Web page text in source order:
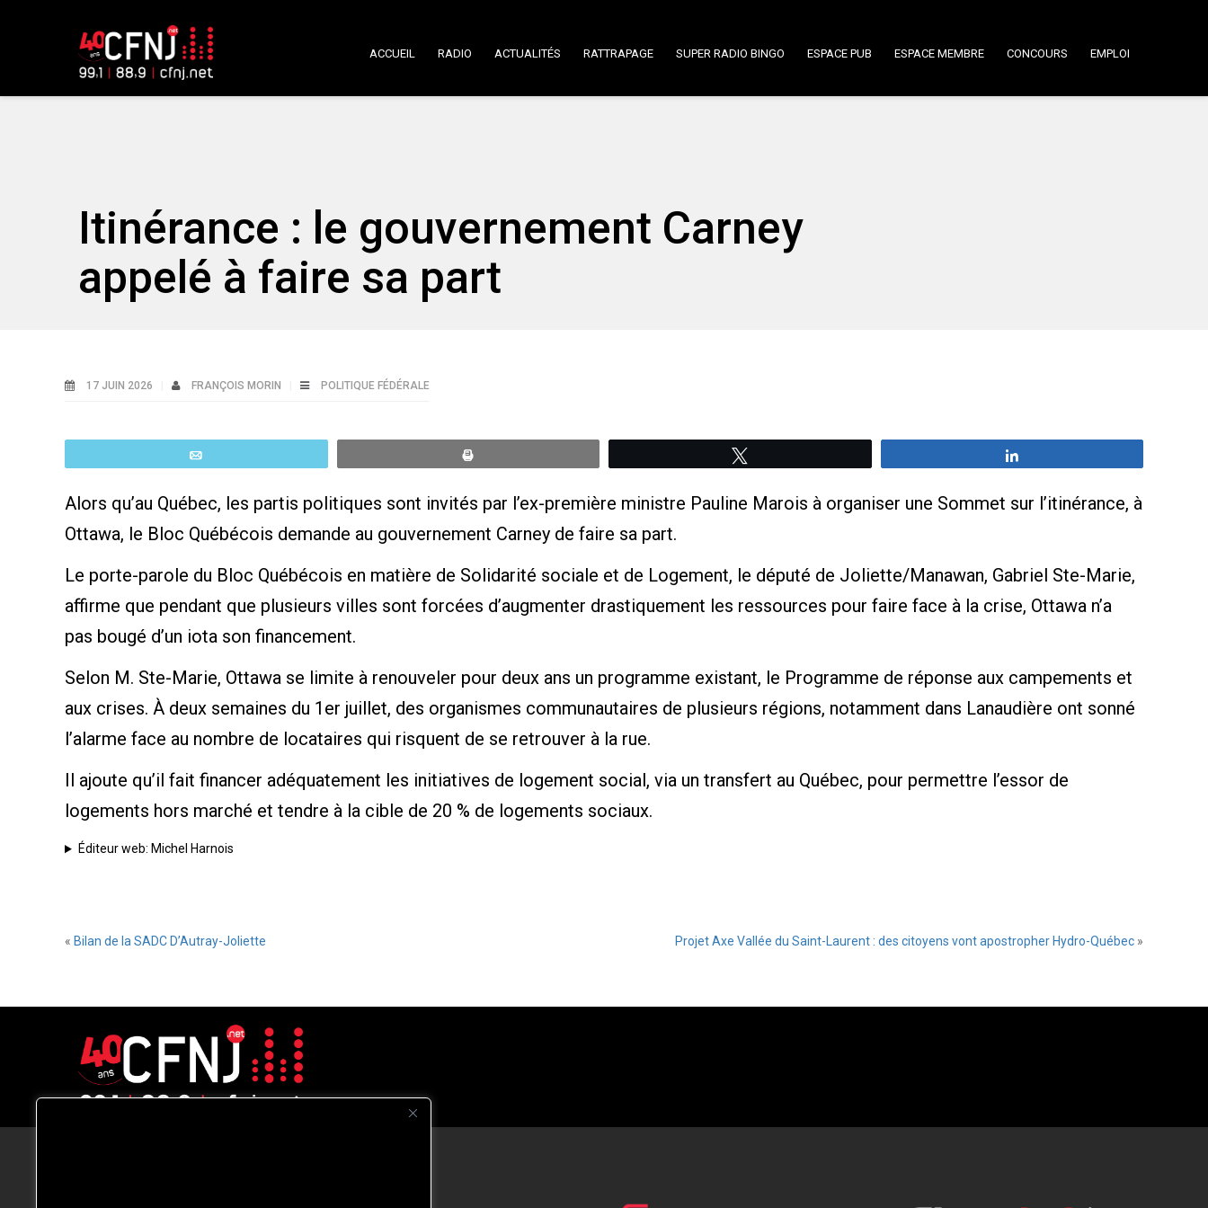
ACCUEIL RADIO ACTUALITÉS RATTRAPAGE SUPER RADIO BINGO ESPACE PUB ESPACE MEMBRE CONCOURS EMPLOI
Itinérance : le gouvernement Carney
appelé à faire sa part
17 JUIN 2026 FRANÇOIS MORIN POLITIQUE FÉDÉRALE
Alors qu’au Québec, les partis politiques sont invités par l’ex-première ministre Pauline Marois à organiser une Sommet sur l’itinérance, à
Ottawa, le Bloc Québécois demande au gouvernement Carney de faire sa part.
Le porte-parole du Bloc Québécois en matière de Solidarité sociale et de Logement, le député de Joliette/Manawan, Gabriel Ste-Marie,
affirme que pendant que plusieurs villes sont forcées d’augmenter drastiquement les ressources pour faire face à la crise, Ottawa n’a
pas bougé d’un iota son financement.
Selon M. Ste-Marie, Ottawa se limite à renouveler pour deux ans un programme existant, le Programme de réponse aux campements et
aux crises. À deux semaines du 1er juillet, des organismes communautaires de plusieurs régions, notamment dans Lanaudière ont sonné
l’alarme face au nombre de locataires qui risquent de se retrouver à la rue.
Il ajoute qu’il fait financer adéquatement les initiatives de logement social, via un transfert au Québec, pour permettre l’essor de
logements hors marché et tendre à la cible de 20 % de logements sociaux.
Éditeur web: Michel Harnois
« Bilan de la SADC D’Autray-Joliette Projet Axe Vallée du Saint-Laurent : des citoyens vont apostropher Hydro-Québec »